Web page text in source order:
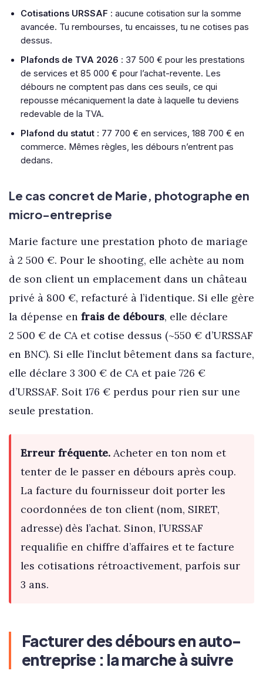
Cotisations URSSAF : aucune cotisation sur la somme
avancée. Tu rembourses, tu encaisses, tu ne cotises pas
dessus.
Plafonds de TVA 2026 : 37 500 € pour les prestations
de services et 85 000 € pour l’achat-revente. Les
débours ne comptent pas dans ces seuils, ce qui
repousse mécaniquement la date à laquelle tu deviens
redevable de la TVA.
Plafond du statut: 77 700 € en services, 188 700 € en
commerce. Mêmes règles, les débours n’entrent pas
dedans.
Le cas concret de Marie, photographe en
micro-entreprise
Marie facture une prestation photo de mariage
à 2 500 €. Pour le shooting, elle achète au nom
de son client un emplacement dans un château
privé à 800 €, refacturé à l’identique. Si elle gère
la dépense en frais de débours, elle déclare
2 500 € de CA et cotise dessus (~550 € d’URSSAF
en BNC). Si elle l’inclut bêtement dans sa facture,
elle déclare 3 300 € de CA et paie 726 €
d’URSSAF. Soit 176 € perdus pour rien sur une
seule prestation.
Erreur fréquente.Acheter en ton nom et
tenter de le passer en débours après coup.
La facture du fournisseur doit porter les
coordonnées de ton client (nom, SIRET,
adresse) dès l’achat. Sinon, l’URSSAF
requalifie en chiffre d’affaires et te facture
les cotisations rétroactivement, parfois sur
3 ans.
Facturer des débours en auto-
entreprise : la marche à suivre